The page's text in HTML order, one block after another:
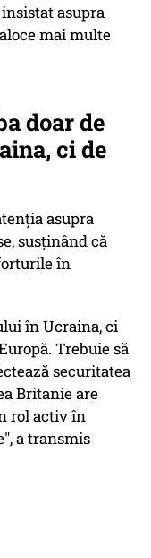
asupra
mai multe
doar de
ci de
asupra
susținând că
în
în Ucraina, ci
Trebuie să
securitatea
Britanie are
rol activ în
, a transmis